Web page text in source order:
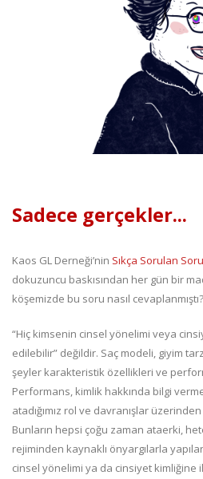
Sadece gerçekler...
Kaos GL Derneği’nin Sıkça Sorulan
dokuzuncu baskısından her gün bir
köşemizde bu soru nasıl cevaplanmıştı?
“Hiç kimsenin cinsel yönelimi veya
edilebilir” değildir. Saç modeli, giyim
şeyler karakteristik özellikleri ve
Performans, kimlik hakkında bilgi
atadığımız rol ve davranışlar
Bunların hepsi çoğu zaman ataerki,
rejiminden kaynaklı önyargılarla
cinsel yönelimi ya da cinsiyet kimliğine